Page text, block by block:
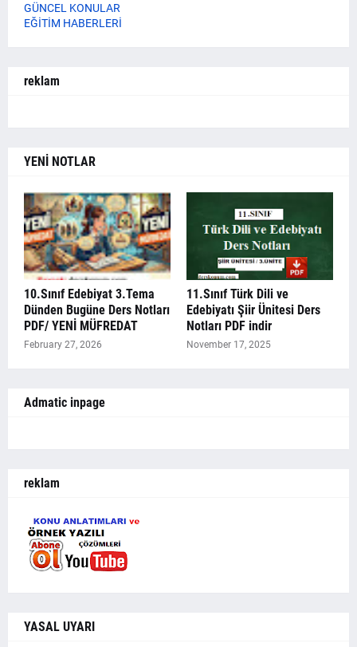
GÜNCEL KONULAR
EĞİTİM HABERLERİ
reklam
YENİ NOTLAR
10.Sınıf Edebiyat 3.Tema
Dünden Bugüne Ders Notları
PDF/ YENİ MÜFREDAT
February 27, 2026
11.Sınıf Türk Dili ve
Edebiyatı Şiir Ünitesi Ders
Notları PDF indir
November 17, 2025
Admatic inpage
reklam
YASAL UYARI